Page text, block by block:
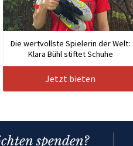
Die wertvollste Spielerin der Welt:
Klara Bühl stiftet Schuhe
Jetzt bieten
spenden?